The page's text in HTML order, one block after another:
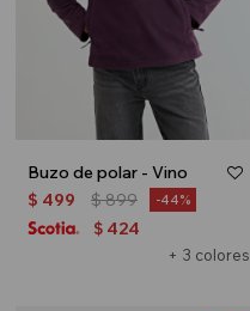
Buzo de polar - Vino
+ 3 colores
$ 499 $899 44
$ 424